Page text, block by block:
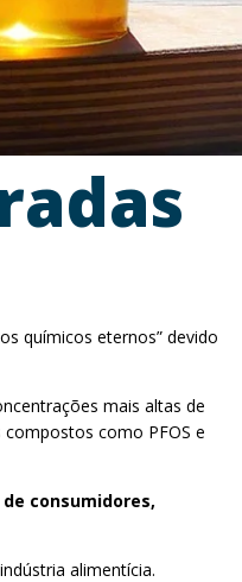
químicos eternos” devido
mais altas de
como PFOS e
consumidores,
alimentícia.